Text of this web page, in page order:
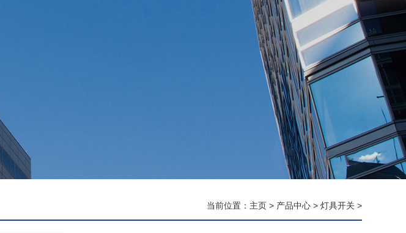
当前位置： 主页 > 产品中心 > 灯具开关 >